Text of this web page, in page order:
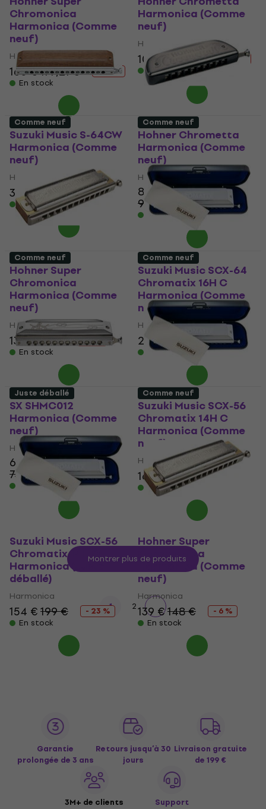
Chromonica
Harmonica (Comme
neuf)
Harmonica
160 €177,21 €
- 10 %
En stock
Harmonica (Comme
neuf)
Harmonica
107 € 119,79 €
- 11 %
En stock
Suzuki Music S-64CW
Harmonica (Comme
neuf)
Harmonica
331 €401 €
- 17 %
En stock
Hohner Chrometta
Harmonica (Comme
neuf)
Harmonica
84,40 €
92,30 €
- 9 %
En stock
Comme neuf
Hohner Super
Chromonica
Harmonica (Comme
neuf)
Harmonica
132 €141 €
- 6 %
En stock
Comme neuf
Suzuki Music SCX-64
Chromatix 16H C
Harmonica (Comme
neuf)
Harmonica
200 € 234 €
- 15 %
En stock
Comme neuf
SX SHMC012
Harmonica (Comme
neuf)
Harmonica
66,90 €
74,50 €
- 10 %
En stock
Comme neuf
Suzuki Music SCX-56
Chromatix 14H C
Harmonica (Comme
neuf)
Harmonica
160 €171 €
- 6 %
En stock
Juste déballé
Suzuki Music SCX-56
Chromatix 14H C
Harmonica (Juste
déballé)
Harmonica
154 €199 €
- 23 %
En stock
Comme neuf
Hohner Super
Chromonica
Harmonica (Comme
neuf)
Harmonica
139 €148 €
- 6 %
En stock
Montrer plus de produits
1 2
Garantie
prolongée de 3 ans
Retours jusqu’à 30
jours
Livraison gratuite
de 199 €
3M+ de clients
Support